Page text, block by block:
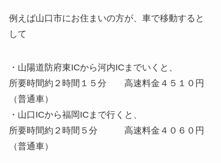
例えば山口市にお住まいの方が、車で移動すると
して
・山陽道防府東ICから河内ICまでいくと、
所要時間約２時間１５分 高速料金４５１０円
（普通車）
・山口ICから福岡ICまで行くと、
所要時間約２時間５分 高速料金４０６０円
（普通車）